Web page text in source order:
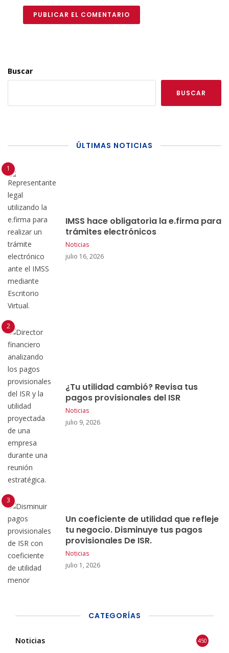
PUBLICAR EL COMENTARIO
Buscar
BUSCAR
ÚLTIMAS NOTICIAS
IMSS hace obligatoria la e.firma para
trámites electrónicos
Noticias
julio 16, 2026
¿Tu utilidad cambió? Revisa tus
pagos provisionales del ISR
Noticias
julio 9, 2026
Un coeficiente de utilidad que refleje
tu negocio. Disminuye tus pagos
provisionales De ISR.
Noticias
julio 1, 2026
CATEGORÍAS
Noticias 450